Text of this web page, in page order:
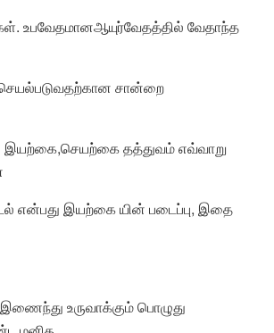
உபவேதமானஆயுர்வேதத்தில் வேதாந்த
செயல்படுவதற்கான சான்றை
இயற்கை,செயற்கை தத்துவம் எவ்வாறு
என்பது இயற்கை யின் படைப்பு, இதை
உருவாக்கும் பொழுது